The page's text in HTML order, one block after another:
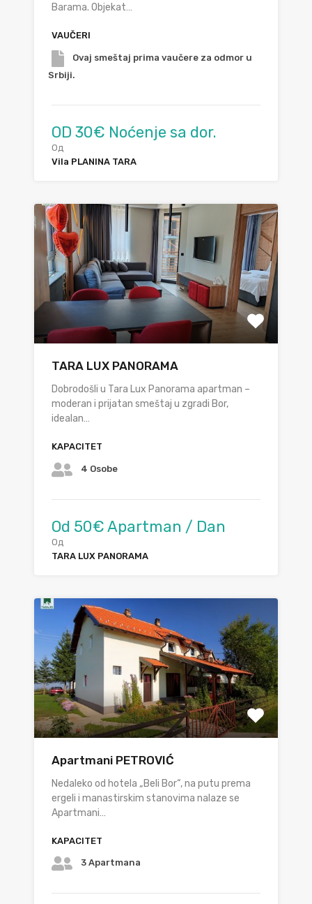
Barama. Objekat…
VAUČERI
Ovaj smeštaj prima vaučere za odmor u
Srbiji.
OD 30€ Noćenje sa dor.
Од
Vila PLANINA TARA
TARA LUX PANORAMA
Dobrodošli u Tara Lux Panorama apartman –
moderan i prijatan smeštaj u zgradi Bor,
idealan…
KAPACITET
4 Osobe
Od 50€ Apartman / Dan
Од
TARA LUX PANORAMA
Apartmani PETROVIĆ
Nedaleko od hotela „Beli Bor“, na putu prema
ergeli i manastirskim stanovima nalaze se
Apartmani…
KAPACITET
3 Apartmana